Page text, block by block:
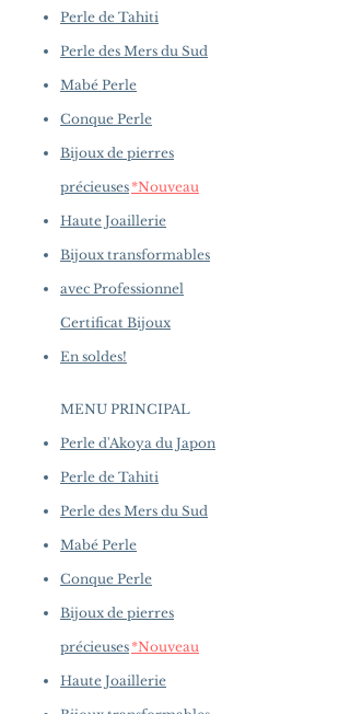
Perle de Tahiti
Perle des Mers du Sud
Mabé Perle
Conque Perle
Bijoux de pierres
précieuses *Nouveau
Haute Joaillerie
Bijoux transformables
avec Professionnel
Certificat Bijoux
En soldes!
MENU PRINCIPAL
Perle d'Akoya du Japon
Perle de Tahiti
Perle des Mers du Sud
Mabé Perle
Conque Perle
Bijoux de pierres
précieuses *Nouveau
Haute Joaillerie